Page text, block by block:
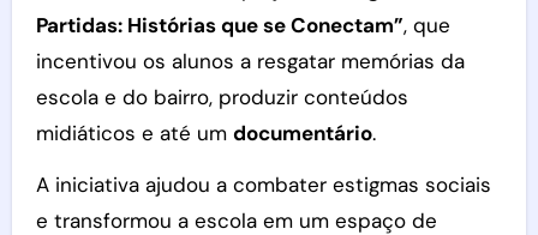
Partidas: Histórias que se Conectam”, que
incentivou os alunos a resgatar memórias da
escola e do bairro, produzir conteúdos
midiáticos e até um documentário.
A iniciativa ajudou a combater estigmas sociais
e transformou a escola em um espaço de